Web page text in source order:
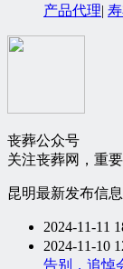
产品代理|
丧葬公众号
关注丧葬网，重
昆明最新发布信息
2024-11-11
2024-11-10
告别，追悼